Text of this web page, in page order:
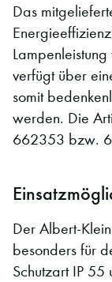
Das
verfügt über
somit
werden. Die
662353 bzw.
Der Albert-
besonders für
Schutzart IP 55